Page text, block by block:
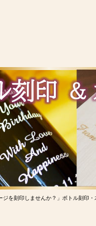
ジを刻印しませんか？」ボトル刻印